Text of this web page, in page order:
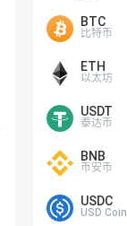
BTC
比特币
ETH
以太坊
USDT
泰达币
BNB
币安币
USDC
USD Coin